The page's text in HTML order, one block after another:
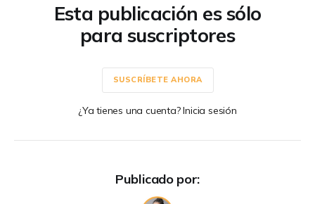
Esta publicación es sólo
para suscriptores
SUSCRÍBETE AHORA
¿Ya tienes una cuenta? Inicia sesión
Publicado por: